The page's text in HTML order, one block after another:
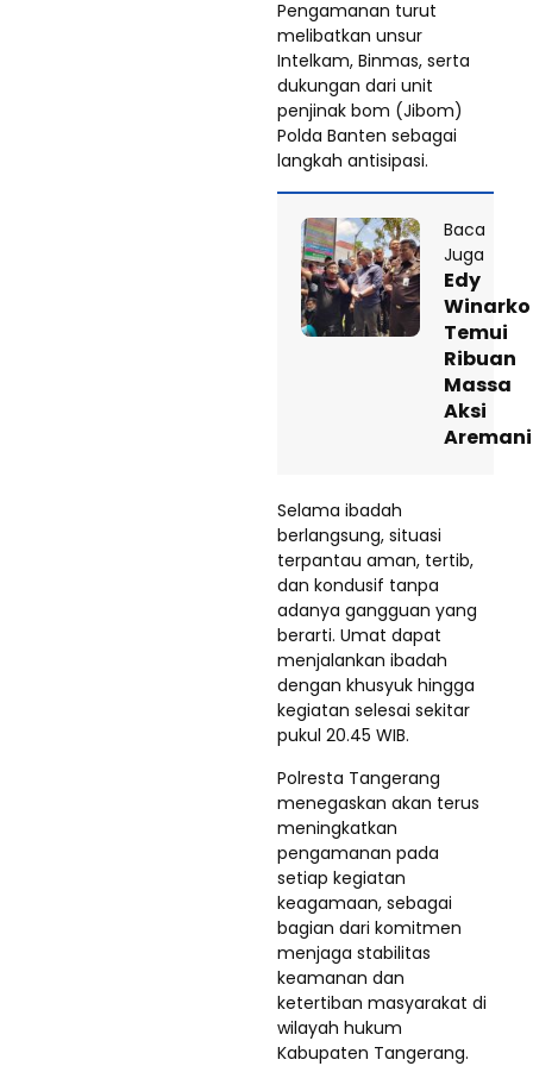
Pengamanan turut
melibatkan unsur
Intelkam, Binmas, serta
dukungan dari unit
penjinak bom (Jibom)
Polda Banten sebagai
langkah antisipasi.
Baca
Juga
Edy
Winarko
Temui
Ribuan
Massa
Aksi
Selama ibadah
berlangsung, situasi
terpantau aman, tertib,
dan kondusif tanpa
adanya gangguan yang
berarti. Umat dapat
menjalankan ibadah
dengan khusyuk hingga
kegiatan selesai sekitar
pukul 20.45 WIB.
Polresta Tangerang
menegaskan akan terus
meningkatkan
pengamanan pada
setiap kegiatan
keagamaan, sebagai
bagian dari komitmen
menjaga stabilitas
keamanan dan
ketertiban masyarakat di
wilayah hukum
Kabupaten Tangerang.